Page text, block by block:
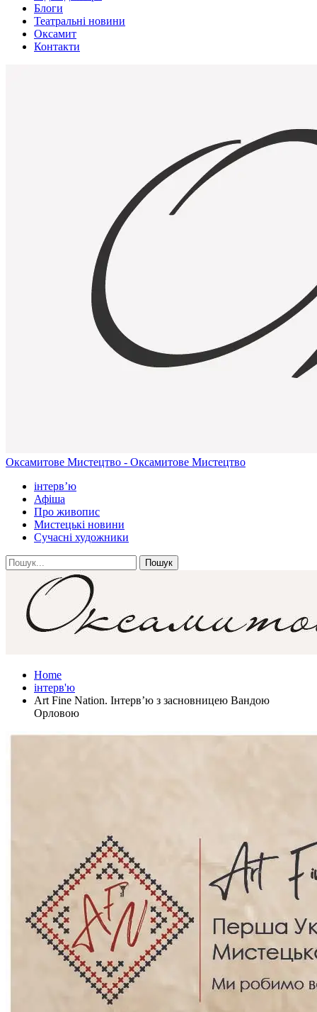
Блоги
Театральні новини
Оксамит
Контакти
Оксамитове Мистецтво - Оксамитове Мистецтво
інтерв’ю
Афіша
Про живопис
Мистецькі новини
Сучасні художники
Home
інтерв'ю
Art Fine Nation. Інтерв’ю з засновницею Вандою
Орловою